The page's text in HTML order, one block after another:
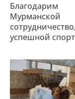
успешной